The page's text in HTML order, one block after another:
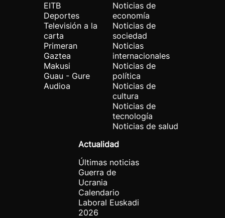
EITB
Deportes
Televisión a la
carta
Primeran
Gaztea
Makusi
Guau - Gure
Audioa
Noticias de
economía
Noticias de
sociedad
Noticias
internacionales
Noticias de
política
Noticias de
cultura
Noticias de
tecnología
Noticias de salud
Actualidad
Últimas noticias
Guerra de
Ucrania
Calendario
Laboral Euskadi
2026